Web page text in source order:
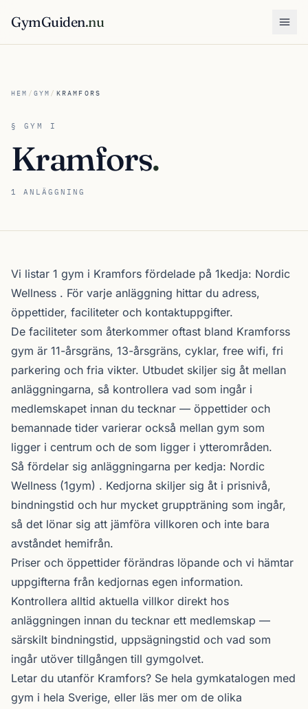
GymGuiden.nu
HEM / GYM / KRAMFORS
§ GYM I
Kramfors.
1 ANLÄGGNING
Om gymutbudet i Kramfors
Vi listar 1 gym i Kramfors fördelade på 1kedja: Nordic
Wellness . För varje anläggning hittar du adress,
öppettider, faciliteter och kontaktuppgifter.
De faciliteter som återkommer oftast bland Kramforss
gym är 11-årsgräns, 13-årsgräns, cyklar, free wifi, fri
parkering och fria vikter. Utbudet skiljer sig åt mellan
anläggningarna, så kontrollera vad som ingår i
medlemskapet innan du tecknar — öppettider och
bemannade tider varierar också mellan gym som
ligger i centrum och de som ligger i ytterområden.
Så fördelar sig anläggningarna per kedja: Nordic
Wellness (1gym) . Kedjorna skiljer sig åt i prisnivå,
bindningstid och hur mycket gruppträning som ingår,
så det lönar sig att jämföra villkoren och inte bara
avståndet hemifrån.
Priser och öppettider förändras löpande och vi hämtar
uppgifterna från kedjornas egen information.
Kontrollera alltid aktuella villkor direkt hos
anläggningen innan du tecknar ett medlemskap —
särskilt bindningstid, uppsägningstid och vad som
ingår utöver tillgången till gymgolvet.
Letar du utanför Kramfors? Se hela gymkatalogen med
gym i hela Sverige, eller läs mer om de olika